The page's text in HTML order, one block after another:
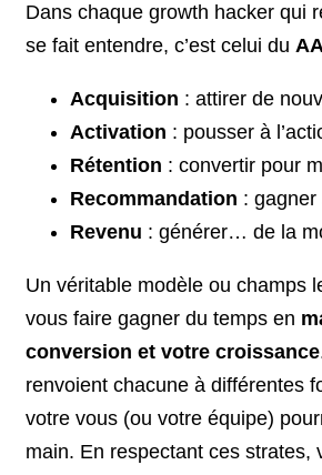
Dans chaque growth hacker qui
se fait entendre, c’est celui du
Acquisition : attirer de
Activation : pousser à
Rétention : convertir pour
Recommandation : gagner
Revenu : générer… de la
Un véritable modèle ou champs
vous faire gagner du temps en
conversion et votre croissance
renvoient chacune à différentes
votre vous (ou votre équipe)
main. En respectant ces strates,